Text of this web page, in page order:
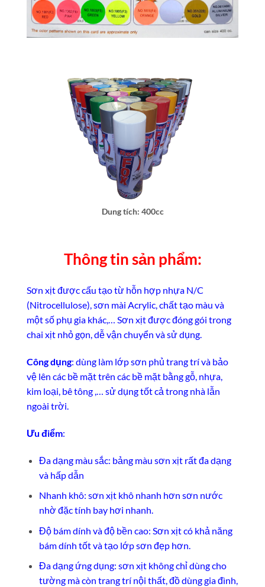
Dung tích: 400cc
Thông tin sản phẩm:
Sơn xịt được cấu tạo từ hỗn hợp nhựa N/C
(Nitrocellulose), sơn mài Acrylic, chất tạo màu và
một số phụ gia khác,… Sơn xịt được đóng gói trong
chai xịt nhỏ gọn, dễ vận chuyển và sử dụng.
Công dụng: dùng làm lớp sơn phủ trang trí và bảo
vệ lên các bề mặt trên các bề mặt bằng gỗ, nhựa,
kim loại, bê tông ,… sử dụng tốt cả trong nhà lẫn
ngoài trời.
Ưu điểm:
Đa dạng màu sắc: bảng màu sơn xịt rất đa dạng
và hấp dẫn
Nhanh khô: sơn xịt khô nhanh hơn sơn nước
nhờ đặc tính bay hơi nhanh.
Độ bám dính và độ bền cao: Sơn xịt có khả năng
bám dính tốt và tạo lớp sơn đẹp hơn.
Đa dạng ứng dụng: sơn xịt không chỉ dùng cho
tường mà còn trang trí nội thất, đồ dùng gia đình,